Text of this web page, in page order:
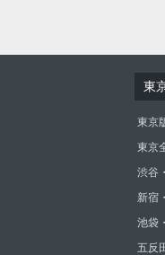
東
東京
東京
渋谷
新宿
池袋
五反